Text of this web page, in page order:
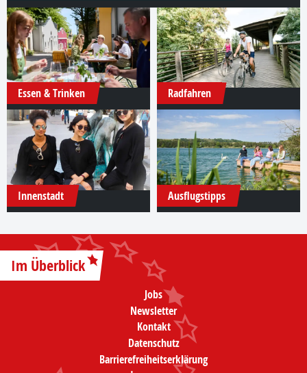
Essen & Trinken Radfahren
Innenstadt Ausflugstipps
Im Überblick
Jobs
Newsletter
Kontakt
Datenschutz
Barrierefreiheitserklärung